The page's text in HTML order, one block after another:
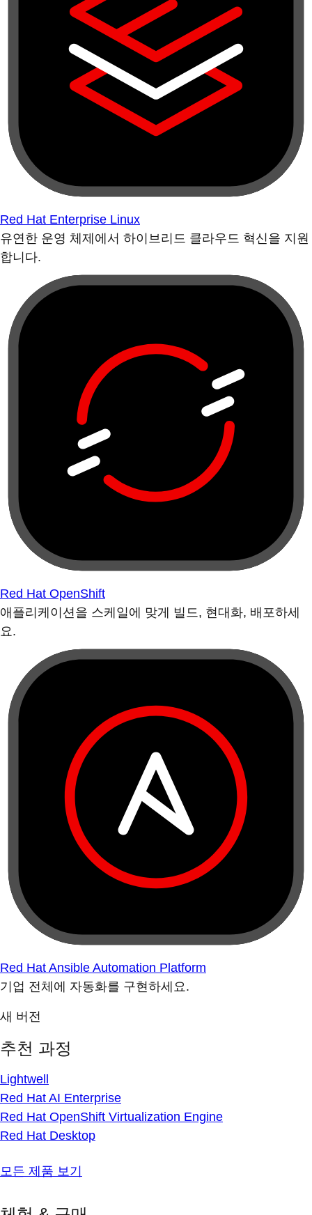
Red Hat Enterprise Linux
유연한 운영 체제에서 하이브리드 클라우드 혁신을 지원
합니다.
Red Hat OpenShift
애플리케이션을 스케일에 맞게 빌드, 현대화, 배포하세
요.
Red Hat Ansible Automation Platform
기업 전체에 자동화를 구현하세요.
새 버전
추천 과정
Lightwell
Red Hat AI Enterprise
Red Hat OpenShift Virtualization Engine
Red Hat Desktop
모든 제품 보기